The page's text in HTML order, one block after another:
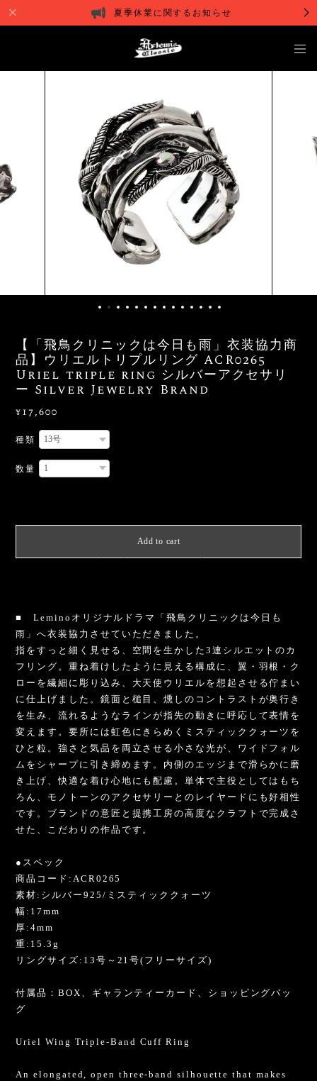
夏季休業に関するお知らせ
【「飛鳥クリニックは今日も雨」衣装協力商
品】ウリエルトリプルリング ACR0265
Uriel triple ring シルバーアクセサリ
ー Silver Jewelry Brand
¥17,600
種類
数量
Add to cart
■ Leminoオリジナルドラマ「飛鳥クリニックは今日も
雨」へ衣装協力させていただきました。
指をすっと細く見せる、空間を生かした3連シルエットのカ
フリング。重ね着けしたように見える構成に、翼・羽根・ク
ローを繊細に彫り込み、大天使ウリエルを想起させる佇まい
に仕上げました。鏡面と槌目、燻しのコントラストが奥行き
を生み、流れるようなラインが指先の動きに呼応して表情を
変えます。要所には虹色にきらめくミスティッククォーツを
ひと粒。強さと気品を両立させる小さな光が、ワイドフォル
ムをシャープに引き締めます。内側のエッジまで滑らかに磨
き上げ、快適な着け心地にも配慮。単体で主役としてはもち
ろん、モノトーンのアクセサリーとのレイヤードにも好相性
です。ブランドの意匠と提携工房の高度なクラフトで完成さ
せた、こだわりの作品です。
●スペック
商品コード:ACR0265
素材:シルバー925/ミスティッククォーツ
幅:17mm
厚:4mm
重:15.3g
リングサイズ:13号～21号(フリーサイズ)
付属品：BOX、ギャランティーカード、ショッピングバッ
グ
Uriel Wing Triple-Band Cuff Ring
An elongated, open three-band silhouette that makes